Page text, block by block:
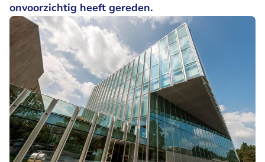
onvoorzichtig heeft gereden.